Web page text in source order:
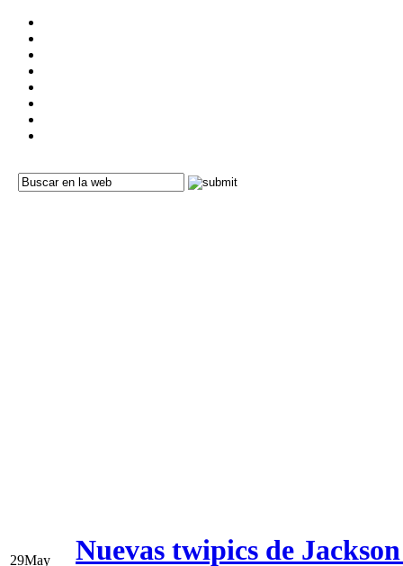
29May Nuevas twipics de